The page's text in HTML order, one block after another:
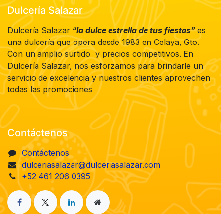
Dulcería Salazar
Dulcería Salazar “la dulce estrella de tus fiestas”es
una dulcería que opera desde 1983 en Celaya, Gto.
Con un amplio surtido y precios competitivos. En
Dulcería Salazar, nos esforzamos para brindarle un
servicio de excelencia y nuestros clientes aprovechen
todas las promociones
Contáctenos
Contáctenos
dulceriasalazar@dulceriasalazar.com
+52 461 206 0395